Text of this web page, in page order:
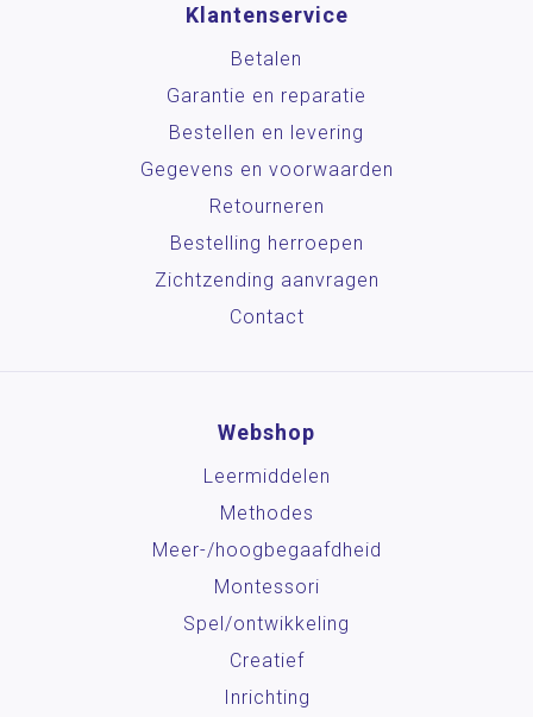
Klantenservice
Betalen
Garantie en reparatie
Bestellen en levering
Gegevens en voorwaarden
Retourneren
Bestelling herroepen
Zichtzending aanvragen
Contact
Webshop
Leermiddelen
Methodes
Meer-/hoog­begaafdheid
Montessori
Spel/ontwikkeling
Creatief
Inrichting